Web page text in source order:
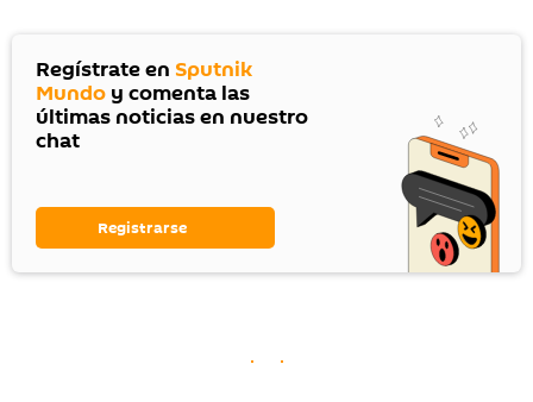
Regístrate en Sputnik
Mundo y comenta las
últimas noticias en nuestro
chat
Registrarse